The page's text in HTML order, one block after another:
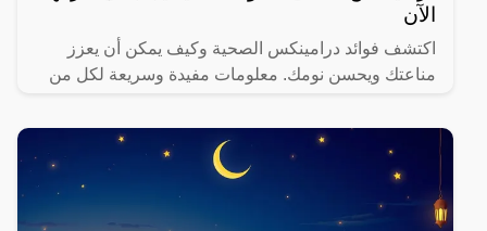
الآن
اكتشف فوائد درامينكس الصحية وكيف يمكن أن يعزز
مناعتك ويحسن نومك. معلومات مفيدة وسريعة لكل من